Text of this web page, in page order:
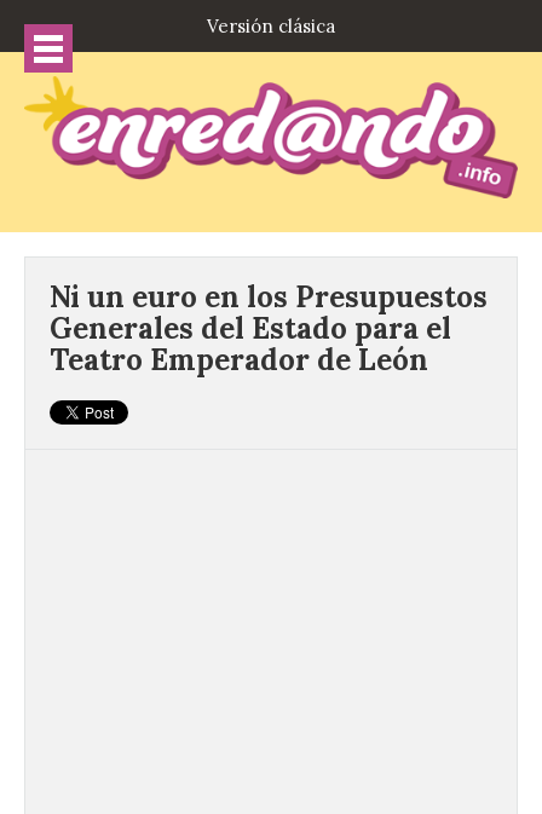
Versión clásica
Ni un euro en los Presupuestos
Generales del Estado para el
Teatro Emperador de León